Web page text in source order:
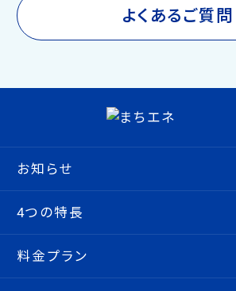
よくあるご質問
お知らせ
4つの特長
料金プラン